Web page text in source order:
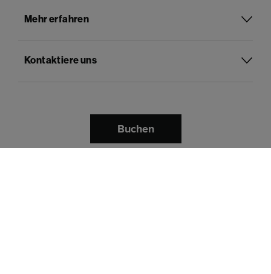
Mehr erfahren
Kontaktiere uns
Sprache:Deutsch
Buchen